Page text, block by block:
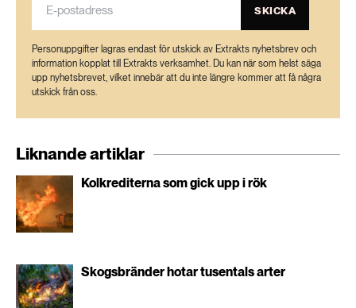
SKICKA
Personuppgifter lagras endast för utskick av Extrakts nyhetsbrev och
information kopplat till Extrakts verksamhet. Du kan när som helst säga
upp nyhetsbrevet, vilket innebär att du inte längre kommer att få några
utskick från oss.
Liknande artiklar
Kolkrediterna som gick upp i rök
Skogsbränder hotar tusentals arter